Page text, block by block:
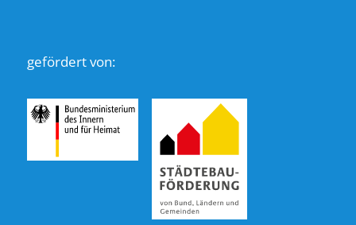
gefördert von: